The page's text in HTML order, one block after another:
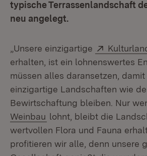
typische Terrassenlandschaft
neu angelegt.
„Unsere einzigartige Extern:
erhalten, ist ein lohnenswertes
müssen alles daransetzen,
einzigartige Landschaften wie
Bewirtschaftung bleiben. Nur
Weinbau (Öffnet in neuem
lohnt, bleibt die
wertvollen Flora und Fauna
profitieren wir alle, denn unsere